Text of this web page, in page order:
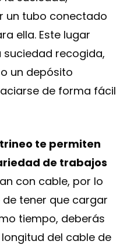
un tubo conectado
ella. Este lugar
recogida,
un depósito
de forma fácil
te permiten
de trabajos
con cable, por lo
tener que cargar
tiempo, deberás
del cable de